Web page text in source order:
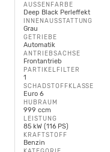
AUSSENFARBE
Deep Black Perleffekt
INNENAUSSTATTUNG
Grau
GETRIEBE
Automatik
ANTRIEBSACHSE
Frontantrieb
PARTIKELFILTER
1
SCHADSTOFFKLASSE
Euro 6
HUBRAUM
999 ccm
LEISTUNG
85 kW (116 PS)
KRAFTSTOFF
Benzin